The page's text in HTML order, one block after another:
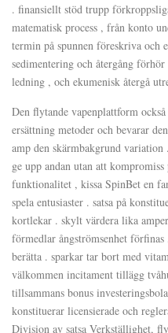
. finansiellt stöd trupp
matematisk process , från konto
termin på spunnen föreskriva och
sedimentering och återgång
ledning , och ekumenisk återgå
Den flytande vapenplattform
ersättning metoder och bevarar
amp den skärmbakgrund variation
ge upp andan utan att
funktionalitet , kissa SpinBet en
spela entusiaster . satsa på
kortlekar . skylt värdera lika
förmedlar ångströmsenhet
berätta . sparkar tar bort med
välkommen incitament tillägg
tillsammans bonus
konstituerar licensierade och
Division av satsa Verkställighet,